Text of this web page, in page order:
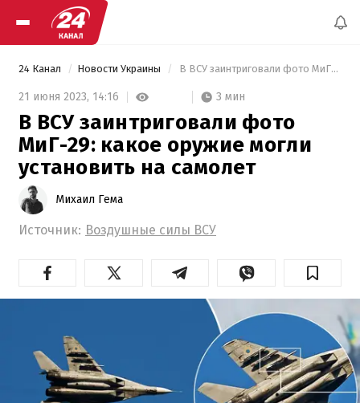
24 Канал Новости Украины В ВСУ заинтриговали фото МиГ-29: какое оружие могли установить на самолет
21 июня 2023, 14:16 3 мин
В ВСУ заинтриговали фото
МиГ-29: какое оружие могли
установить на самолет
Михаил Гема
Источник: Воздушные силы ВСУ